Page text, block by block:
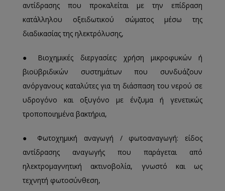
αντίδρασης που προκαλείται με την επίδραση
κατάλληλου οξειδωτικού σώματος μέσω της
διαδικασίας της ηλεκτρόλυσης,
● Βιοχημικές διεργασίες: χρήση μικροφυκών ή
βιοϋβριδικών συστημάτων που συνδυάζουν
ανόργανους καταλύτες για τη διάσπαση του νερού σε
υδρογόνο και οξυγόνο με ένζυμα ή γενετικώς
τροποποιημένα βακτήρια,
● Φωτοχημική αναγωγή / φωτοαναγωγή: είδος
αντίδρασης αναγωγής που παράγεται από
ηλεκτρομαγνητική ακτινοβολία, γνωστό και ως
τεχνητή φωτοσύνθεση,